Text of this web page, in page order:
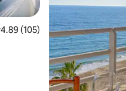
रेटिंग 5 में से 4.89, 105 समीक्षाएँ
4.89 (105)